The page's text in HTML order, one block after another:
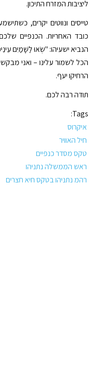
ליציבות המזרח התיכון.
טייסים ונווטים יקרים,
כובד האחריות. הכנפיים
הנביא ישעיהו: "שְׂאוּ לַשָּׁמַיִם
הכל לשמור עלינו – ואני
הרחיקו יעף.
תודה רבה לכם.
Tags:
איקרוס
חיל האוויר
טקס מסדר כנפיים
ראש הממשלה נתניהו
רהמ נתניהו בטקס חיא חצרים